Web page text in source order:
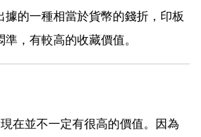
據的一種相當於貨幣的錢折，印板
，有較高的收藏價值。
在並不一定有很高的價值。因為